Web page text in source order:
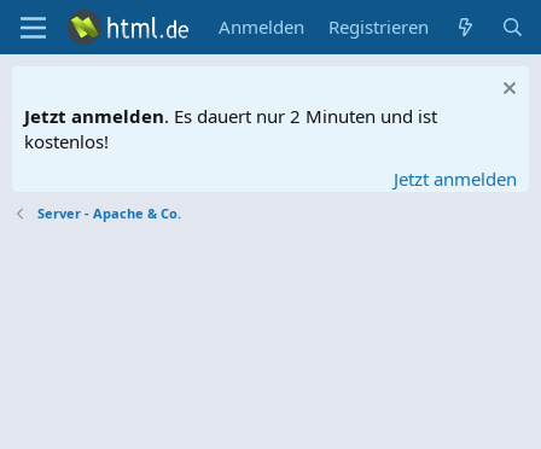
Anmelden Registrieren
Jetzt anmelden. Es dauert nur 2 Minuten und ist
kostenlos!
Jetzt anmelden
Server - Apache & Co.